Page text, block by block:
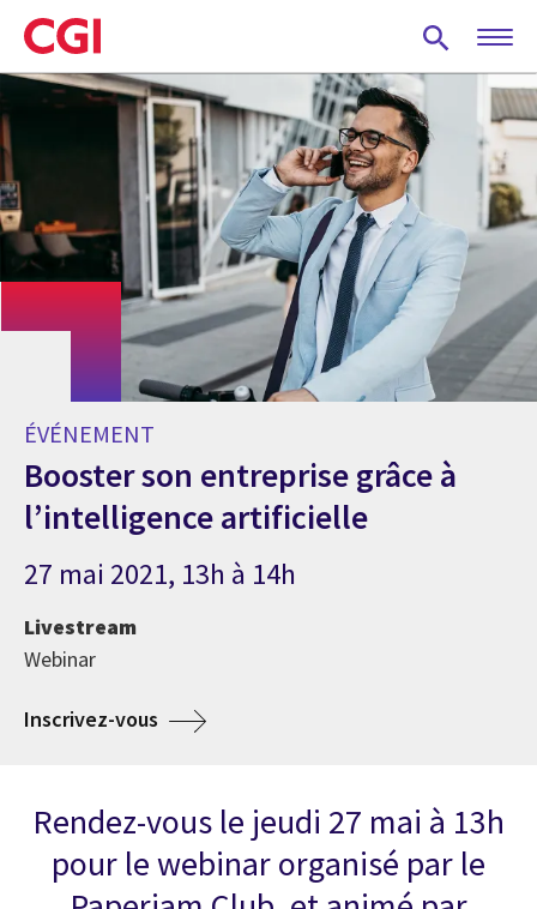
Skip
to
main
content
ÉVÉNEMENT
Booster son entreprise grâce à
l’intelligence artificielle
27 mai 2021, 13h à 14h
Livestream
Webinar
Inscrivez-vous
Rendez-vous le jeudi 27 mai à 13h
pour le webinar organisé par le